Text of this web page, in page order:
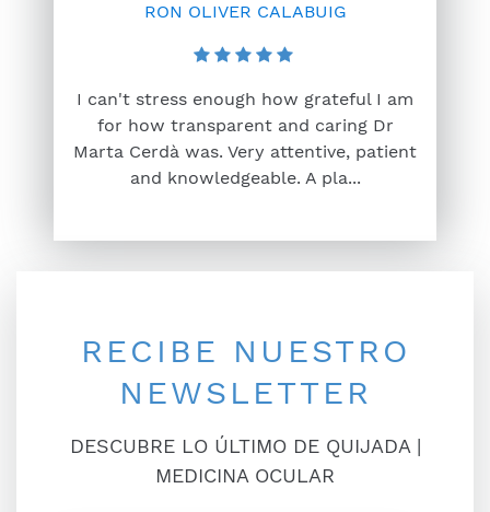
RON OLIVER CALABUIG
I can't stress enough how grateful I am
for how transparent and caring Dr
Marta Cerdà was. Very attentive, patient
and knowledgeable. A pla...
RECIBE NUESTRO
NEWSLETTER
DESCUBRE LO ÚLTIMO DE QUIJADA |
MEDICINA OCULAR